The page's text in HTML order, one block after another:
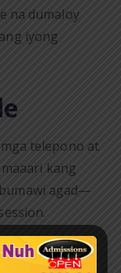
na dumaloy
iyong
telepono at
kang
agad—
Pwedeng